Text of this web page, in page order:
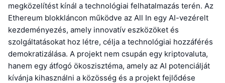
megközelítést kínál a technológiai felhatalmazás terén. Az
Ethereum blokkláncon működve az All In egy AI-vezérelt
kezdeményezés, amely innovatív eszközöket és
szolgáltatásokat hoz létre, célja a technológiai hozzáférés
demokratizálása. A projekt nem csupán egy kriptovaluta,
hanem egy átfogó ökoszisztéma, amely az AI potenciálját
kívánja kihasználni a közösség és a projekt fejlődése